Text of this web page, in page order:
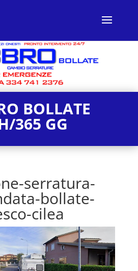
BOLLATE
365 GG
serratura-
bollate-
cilea